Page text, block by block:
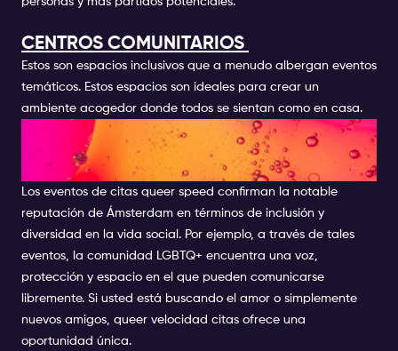
CENTROS COMUNITARIOS
Estos son espacios inclusivos que a menudo albergan eventos
temáticos. Estos espacios son ideales para crear un
ambiente acogedor donde todos se sientan como en casa.
QUEER SPEED DATING
AMSTERDAM
Los eventos de citas queer speed confirman la notable
reputación de Ámsterdam en términos de inclusión y
diversidad en la vida social. Por ejemplo, a través de tales
eventos, la comunidad LGBTQ+ encuentra una voz,
protección y espacio en el que pueden comunicarse
libremente. Si usted está buscando el amor o simplemente
nuevos amigos, queer velocidad citas ofrece una
oportunidad única.